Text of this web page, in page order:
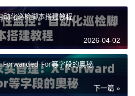
果返回给你。这样一来，目标网站
，而非你真实的家庭宽带IP。
易见的好处：
IP服务商拥有庞大的IP池，即使某
切换到另一个，保障业务连续不断
动化巡检脚本搭建教程
2026-04-02
Forwarded-For等字段的奥秘
下一篇 »